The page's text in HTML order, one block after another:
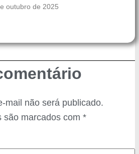
outubro de 2025
mail não será publicado.
são marcados com *